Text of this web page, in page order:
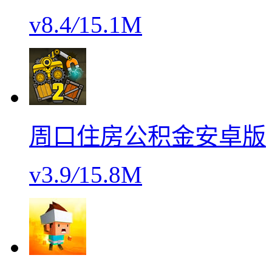
v8.4/15.1M
周口住房公积金安卓版
v3.9/15.8M